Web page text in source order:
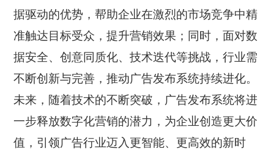
据驱动的优势，帮助企业在激烈的市场竞争中精
准触达目标受众，提升营销效果；同时，面对数
据安全、创意同质化、技术迭代等挑战，行业需
不断创新与完善，推动广告发布系统持续进化。
未来，随着技术的不断突破，广告发布系统将进
一步释放数字化营销的潜力，为企业创造更大价
值，引领广告行业迈入更智能、更高效的新时